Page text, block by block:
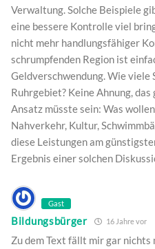
Verwaltung. Solche Beispiele
eine bessere Kontrolle viel
nicht mehr handlungsfähiger
schrumpfenden Region ist
Geldverschwendung. Wie
Ruhrgebiet? Keine Ahnung,
Ansatz müsste sein: Was
Nahverkehr, Kultur,
diese Leistungen am
Ergebnis einer solchen
Gast
Bildungsbürger 16 Jahre vor
Zu dem Text fällt mir gar nichts